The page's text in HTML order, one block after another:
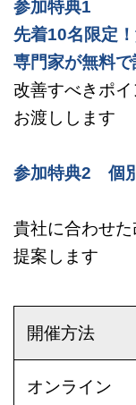
参加特典1
先着10名限定
専門家が無料
改善すべきポ
お渡しします
参加特典2 個
貴社に合わせ
提案します
開催方法
オンライン